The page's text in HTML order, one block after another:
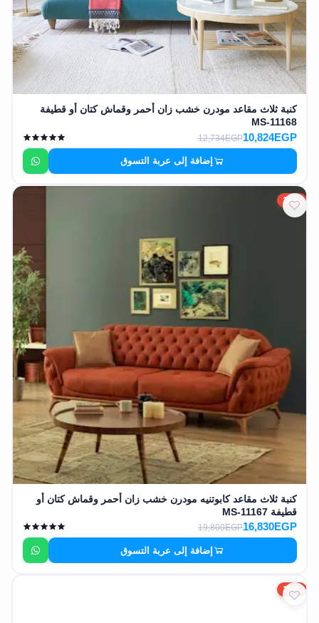
كنبة ثلاث مقاعد مودرن خشب زان أحمر وقماش كتان أو قطيفة
MS-11168
10,824EGP
12,734EGP
إضافة إلى عربة التسوق
15%
كنبة ثلاث مقاعد كابوتنيه مودرن خشب زان أحمر وقماش كتان أو
قطيفة MS-11167
16,830EGP
19,800EGP
إضافة إلى عربة التسوق
15%